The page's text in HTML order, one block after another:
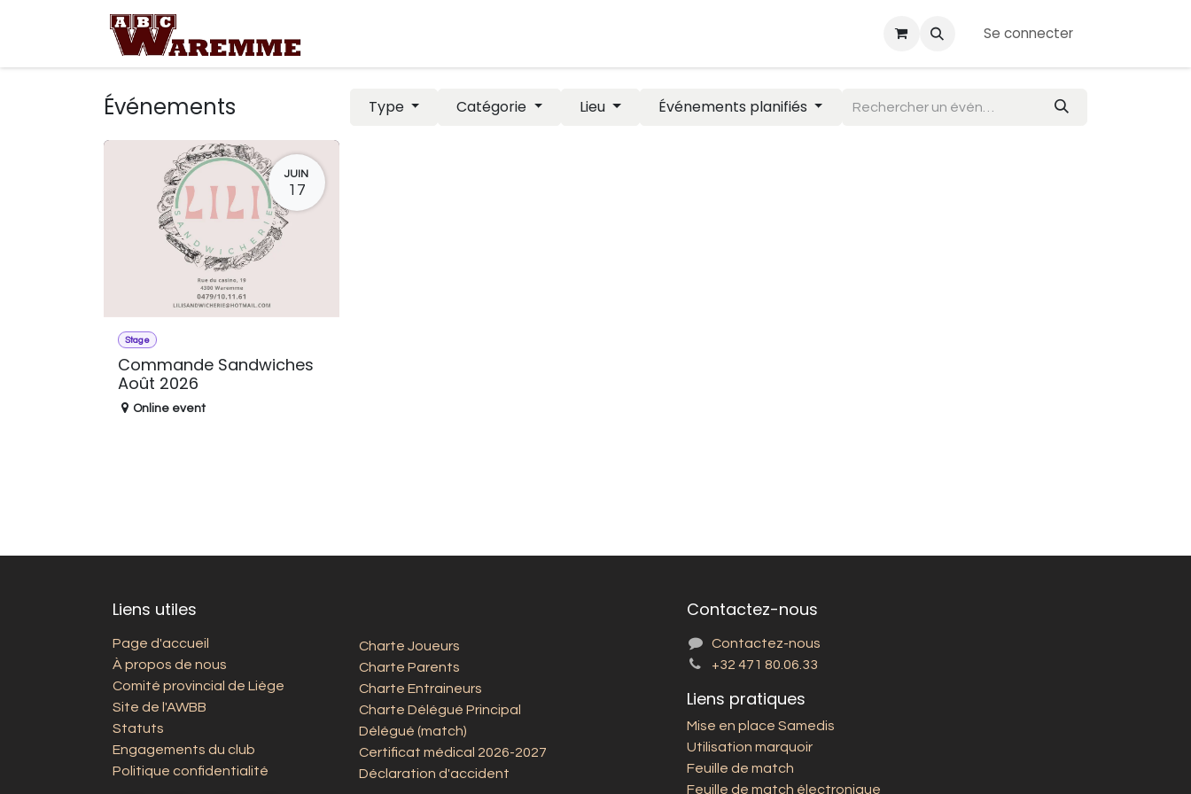
Se rendre au contenu
Événements Boutique
Se connecter
Événements Type Catégorie Lieu Événements planifiés
JUIN
17
Stage
Commande Sandwiches
Août 2026
Online event
Liens utiles
Page d'accueil
À propos de nous
Comité provincial de Liège
Site de l'AWBB
Statuts
Engagements du club
Politique confidentialité
Charte Joueurs
Charte Parents
Charte Entraineurs
Charte Délégué Principal
Délégué (match)
Certificat médical 2026-2027
Déclaration d'accident
Contactez-nous
Contactez-nous
+32 471 80.06.33
Liens pratiques
Mise en place Samedis
Utilisation marquoir
Feuille de match
Feuille de match électronique